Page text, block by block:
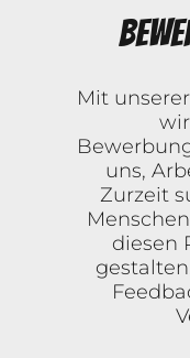
Mit
uns,
Zurzeit
diesen